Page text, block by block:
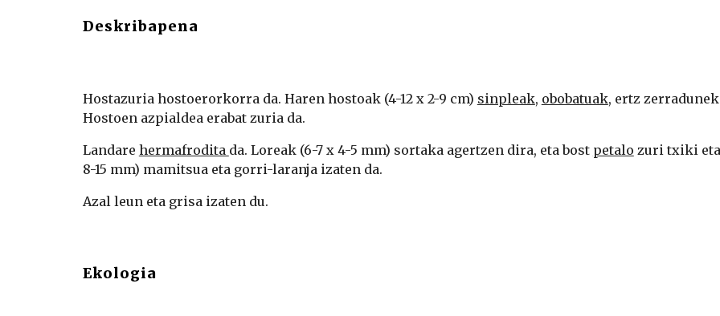
Deskribapena
Hostazuria hostoerorkorra da. Haren hostoak (4-12 x 2-9 cm) sinpleak, obobatuak, ertz
Hostoen azpialdea erabat zuria da.
Landare hermafrodita da. Loreak (6-7 x 4-5 mm) sortaka agertzen dira, eta bost petalo zuri txiki eta
8-15 mm) mamitsua eta gorri-laranja izaten da.
Azal leun eta grisa izaten du.
Ekologia